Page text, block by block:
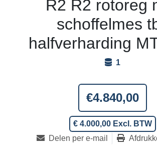
€4.840,00
€ 4.000,00 Excl. BTW
R2 R2 rotoreg
schoffelmes
halfverharding
1
Delen per e-mail